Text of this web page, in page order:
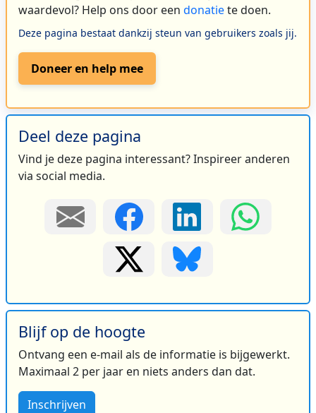
waardevol? Help ons door een donatiete doen.
Deze pagina bestaat dankzij steun van gebruikers zoals jij.
Doneer en help mee
Deel deze pagina
Vind je deze pagina interessant? Inspireer anderen
via social media.
Blijf op de hoogte
Ontvang een e-mail als de informatie is bijgewerkt.
Maximaal 2 per jaar en niets anders dan dat.
Inschrijven